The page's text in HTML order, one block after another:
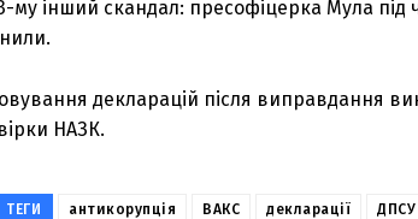
му інший скандал: пресофіцерка Мула під
декларацій після виправдання
НАЗК.
ТЕГИ антикорупція ВАКС декларації ДПСУ